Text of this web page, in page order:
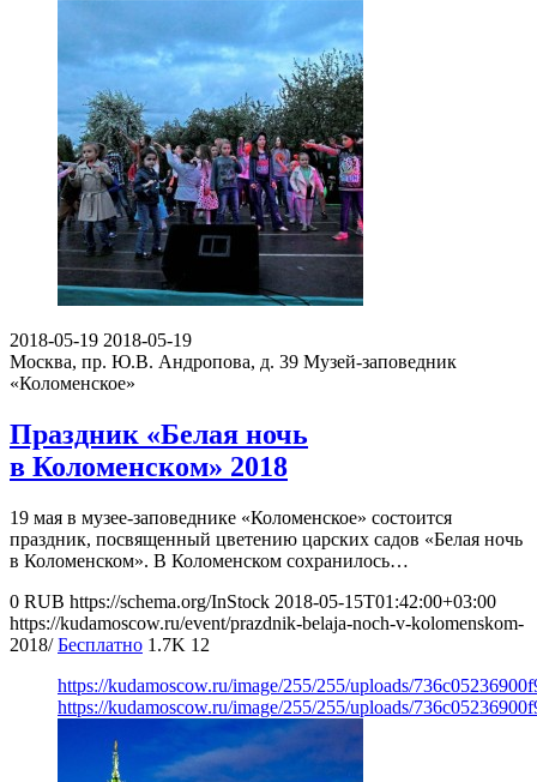
2018-05-19 2018-05-19
Москва, пр. Ю.В. Андропова, д. 39 Музей-заповедник
«Коломенское»
Праздник «Белая ночь
в Коломенском» 2018
19 мая в музее-заповеднике «Коломенское» состоится
праздник, посвященный цветению царских садов «Белая ночь
в Коломенском». В Коломенском сохранилось…
0 RUB https://schema.org/InStock 2018-05-15T01:42:00+03:00
https://kudamoscow.ru/event/prazdnik-belaja-noch-v-kolomenskom-
2018/ Бесплатно 1.7K 12
https://kudamoscow.ru/image/255/255/uploads/
https://kudamoscow.ru/image/255/255/uploads/